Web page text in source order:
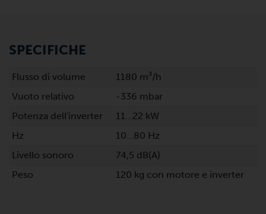
SPECIFICHE
Flusso di volume
1180 m³/h
Vuoto relativo
-336 mbar
Potenza dell'inverter
11…22 kW
Hz
10…80 Hz
Livello sonoro
74,5 dB(A)
Peso
120 kg con motore e inverter